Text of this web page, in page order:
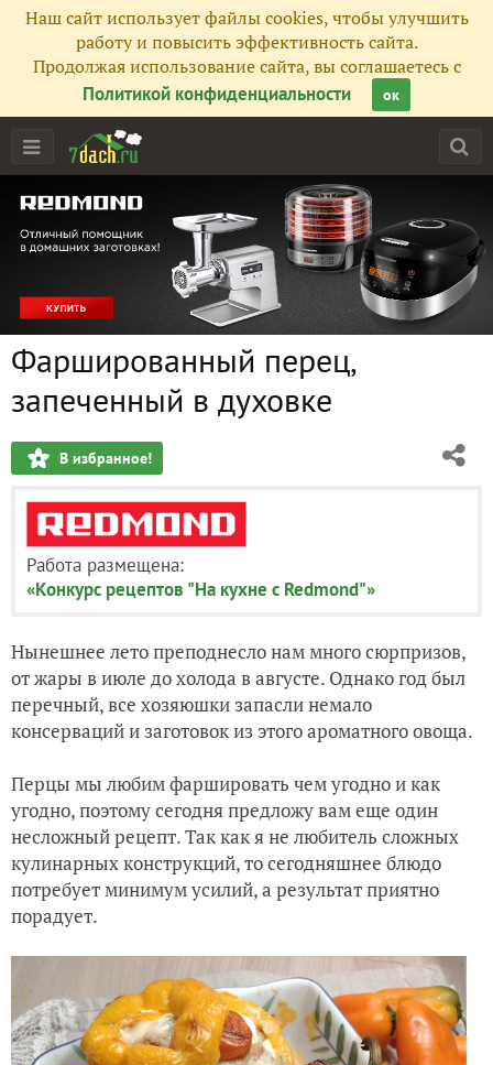
Наш сайт использует файлы cookies, чтобы улучшить
работу и повысить эффективность сайта.
Продолжая использование сайта, вы соглашаетесь с
Политикой конфиденциальности
ок
Фаршированный перец,
запеченный в духовке
В избранное!
Работа размещена:
«Конкурс рецептов "На кухне с Redmond"»
Нынешнее лето преподнесло нам много сюрпризов,
от жары в июле до холода в августе. Однако год был
перечный, все хозяюшки запасли немало
консерваций и заготовок из этого ароматного овоща.
Перцы мы любим фаршировать чем угодно и как
угодно, поэтому сегодня предложу вам еще один
несложный рецепт. Так как я не любитель сложных
кулинарных конструкций, то сегодняшнее блюдо
потребует минимум усилий, а результат приятно
порадует.